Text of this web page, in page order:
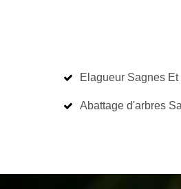
Elagueur Sagnes
Abattage d'arbres